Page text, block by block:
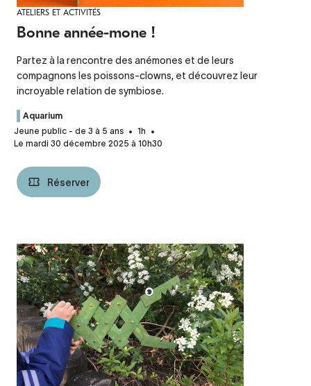
ATELIERS ET ACTIVITÉS
Bonne année-mone !
Partez à la rencontre des anémones et de leurs
compagnons les poissons-clowns, et découvrez leur
incroyable relation de symbiose.
Aquarium
Jeune public - de 3 à 5 ans
1h
Le mardi 30 décembre 2025 à 10h30
Réserver